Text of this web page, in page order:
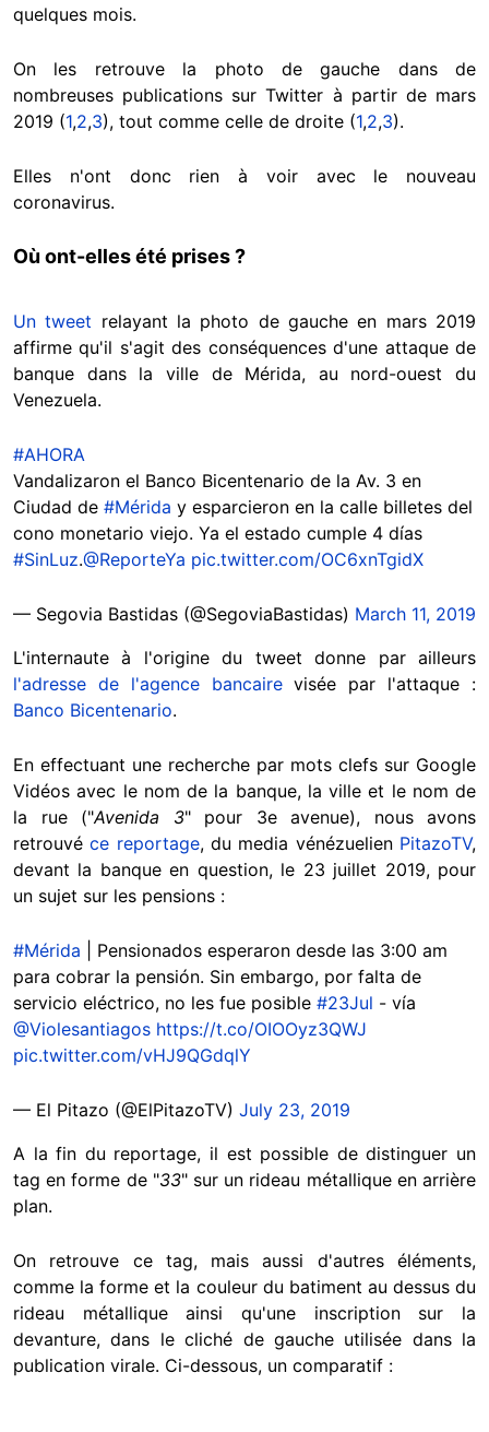
quelques mois.
On les retrouve la photo de gauche dans de
nombreuses publications sur Twitter à partir de mars
2019 (1,2,3), tout comme celle de droite (1,2,3).
Elles n'ont donc rien à voir avec le nouveau
coronavirus.
Où ont-elles été prises ?
Un tweet relayant la photo de gauche en mars 2019
affirme qu'il s'agit des conséquences d'une attaque de
banque dans la ville de Mérida, au nord-ouest du
Venezuela.
#AHORA
Vandalizaron el Banco Bicentenario de la Av. 3 en
Ciudad de #Mérida y esparcieron en la calle billetes del
cono monetario viejo. Ya el estado cumple 4 días
#SinLuz.@ReporteYa pic.twitter.com/OC6xnTgidX
— Segovia Bastidas (@SegoviaBastidas) March 11, 2019
L'internaute à l'origine du tweet donne par ailleurs
l'adresse de l'agence bancairevisée par l'attaque :
Banco Bicentenario.
En effectuant une recherche par mots clefs sur Google
Vidéos avec le nom de la banque, la ville et le nom de
la rue ("Avenida 3" pour 3e avenue), nous avons
retrouvéce reportage, du media vénézuelien PitazoTV,
devant la banque en question, le 23 juillet 2019, pour
un sujet sur les pensions :
#Mérida | Pensionados esperaron desde las 3:00 am
para cobrar la pensión. Sin embargo, por falta de
servicio eléctrico, no les fue posible #23Jul - vía
@Violesantiagos https://t.co/OIOOyz3QWJ
pic.twitter.com/vHJ9QGdqlY
— El Pitazo (@ElPitazoTV) July 23, 2019
A la fin du reportage, il est possible de distinguer un
tag en forme de "33" sur un rideau métallique en arrière
plan.
On retrouve ce tag, mais aussi d'autres éléments,
comme la forme et la couleur du batiment au dessus du
rideau métallique ainsi qu'une inscription sur la
devanture, dans le cliché de gauche utilisée dans la
publication virale. Ci-dessous, un comparatif :